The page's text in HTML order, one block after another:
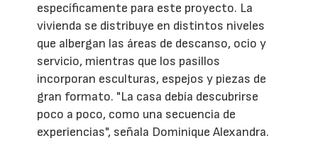
específicamente para este proyecto. La
vivienda se distribuye en distintos niveles
que albergan las áreas de descanso, ocio y
servicio, mientras que los pasillos
incorporan esculturas, espejos y piezas de
gran formato. "La casa debía descubrirse
poco a poco, como una secuencia de
experiencias", señala Dominique Alexandra.